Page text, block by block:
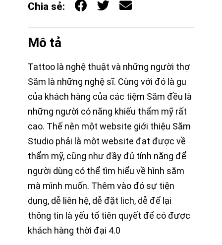
Chia sẻ:
Mô tả
Tattoo là nghệ thuật và những người thợ
Săm là những nghệ sĩ. Cùng với đó là gu
của khách hàng của các tiệm Săm đều là
những người có năng khiếu thẩm mỹ rất
cao. Thế nên một website giới thiệu Săm
Studio phải là một website đạt được về
thẩm mỹ, cũng như đầy đủ tính năng để
người dùng có thể tìm hiểu về hình săm
mà mình muốn. Thêm vào đó sự tiện
dụng, dễ liên hệ, dễ đặt lịch, dễ để lại
thông tin là yếu tố tiên quyết để có được
khách hàng thời đại 4.0